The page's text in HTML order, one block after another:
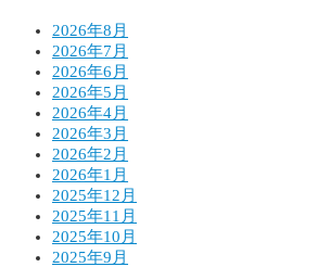
2026年8月
2026年7月
2026年6月
2026年5月
2026年4月
2026年3月
2026年2月
2026年1月
2025年12月
2025年11月
2025年10月
2025年9月